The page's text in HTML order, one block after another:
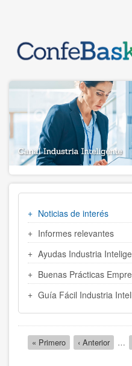
principal
INDUSTRIA
Noticias de interés
Informes relevantes
Ayudas Industria
Buenas Prácticas
Guía Fácil Industria
Paginación
Primera
página
« Primero
Página
anterior
‹ Anterior …